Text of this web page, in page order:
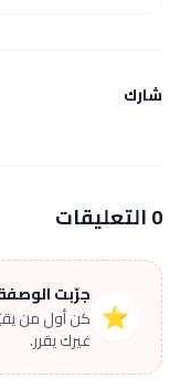
شارك
0 التعليقات
⭐
جرّبت
كن أول من
غيرك يقرر.